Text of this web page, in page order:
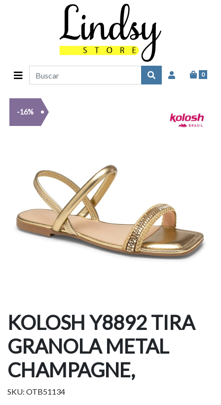
0
-16%
KOLOSH Y8892 TIRA
GRANOLA METAL
CHAMPAGNE,
SKU: OTB51134